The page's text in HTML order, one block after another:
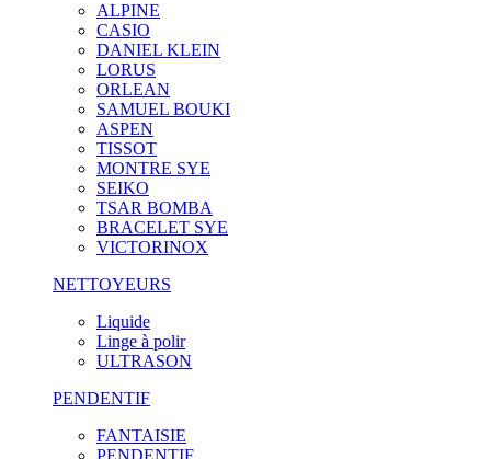
ALPINE
CASIO
DANIEL KLEIN
LORUS
ORLEAN
SAMUEL BOUKI
ASPEN
TISSOT
MONTRE SYE
SEIKO
TSAR BOMBA
BRACELET SYE
VICTORINOX
NETTOYEURS
Liquide
Linge à polir
ULTRASON
PENDENTIF
FANTAISIE
PENDENTIF